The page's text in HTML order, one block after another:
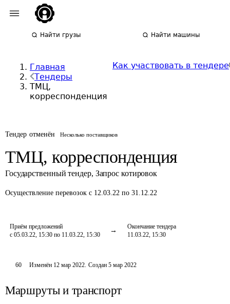
Найти грузы Найти машины
Главная
Тендеры
ТМЦ,
корреспонденция
Как участвовать в тендере
Тендер отменён Несколько поставщиков
ТМЦ, корреспонденция
Государственный тендер, Запрос котировок
Осуществление перевозок с 12.03.22 по 31.12.22
Приём предложений
с 05.03.22, 15:30 по 11.03.22, 15:30
Окончание тендера
11.03.22, 15:30
60 Изменён 12 мар 2022. Создан 5 мар 2022
Маршруты и транспорт